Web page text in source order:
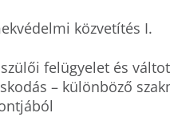
közvetítés I.
felügyelet és
– különböző